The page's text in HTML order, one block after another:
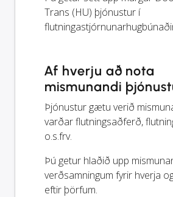
Trans (HU) þjónustur í
Af hverju að nota
mismunandi
Þjónustur gætu verið
varðar flutningsaðferð,
o.s.frv.
Þú getur hlaðið upp
verðsamningum fyrir hverja
eftir þörfum.